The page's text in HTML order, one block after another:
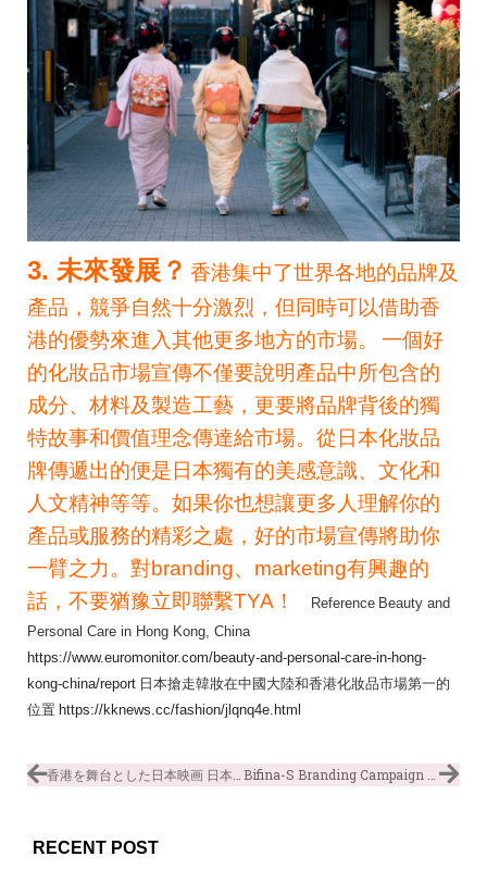
3. 未來發展？ 香港集中了世界各地的品牌及
產品，競爭自然十分激烈，但同時可以借助香
港的優勢來進入其他更多地方的市場。
一個好
的化妝品市場宣傳不僅要說明產品中所包含的
成分、材料及製造工藝，更要將品牌背後的獨
特故事和價值理念傳達給市場。從日本化妝品
牌傳遞出的便是日本獨有的美感意識、文化和
人文精神等等。如果你也想讓更多人理解你的
產品或服務的精彩之處，好的市場宣傳將助你
一臂之力。對branding、marketing有興趣的
話，不要猶豫立即聯繫TYA！
Reference Beauty and
Personal Care in Hong Kong, China
https://www.euromonitor.com/beauty-and-personal-care-in-hong-
kong-china/report 日本搶走韓妝在中國大陸和香港化妝品市場第一的
位置 https://kknews.cc/fashion/jlqnq4e.html
香港を舞台とした日本映画 日本電影都愛香港取景！（日・中） Bifina-S Branding Campaign – Move Your Tummy
RECENT POST